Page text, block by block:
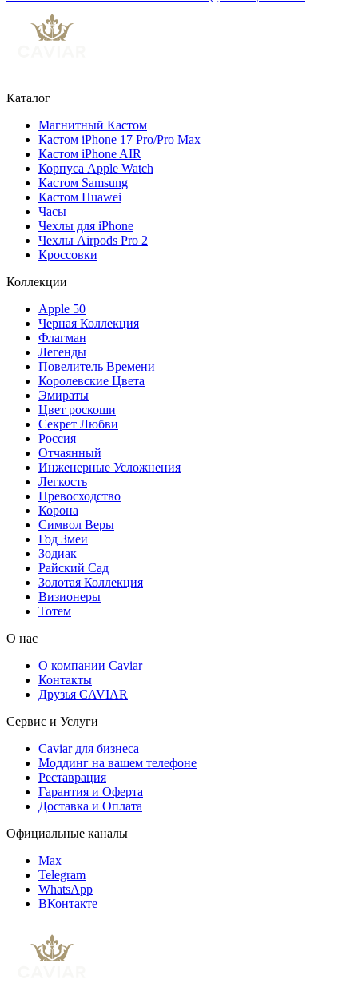
Каталог
Магнитный Кастом
Кастом iPhone 17 Pro/Pro Max
Кастом iPhone AIR
Корпуса Apple Watch
Кастом Samsung
Кастом Huawei
Часы
Чехлы для iPhone
Чехлы Airpods Pro 2
Кроссовки
Коллекции
Apple 50
Черная Коллекция
Флагман
Легенды
Повелитель Времени
Королевские Цвета
Эмираты
Цвет роскоши
Секрет Любви
Россия
Отчаянный
Инженерные Усложнения
Легкость
Превосходство
Корона
Символ Веры
Год Змеи
Зодиак
Райский Сад
Золотая Коллекция
Визионеры
Тотем
О нас
О компании Caviar
Контакты
Друзья CAVIAR
Сервис и Услуги
Caviar для бизнеса
Моддинг на вашем телефоне
Реставрация
Гарантия и Оферта
Доставка и Оплата
Официальные каналы
Max
Telegram
WhatsApp
ВКонтакте